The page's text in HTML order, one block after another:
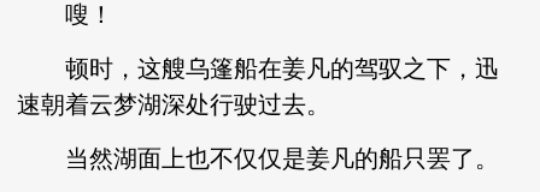
嗖！
顿时，这艘乌篷船在姜凡的驾驭之下，迅
速朝着云梦湖深处行驶过去。
当然湖面上也不仅仅是姜凡的船只罢了。